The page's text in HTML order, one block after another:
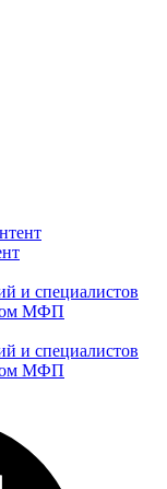
и специалистов
МФП
и специалистов
МФП